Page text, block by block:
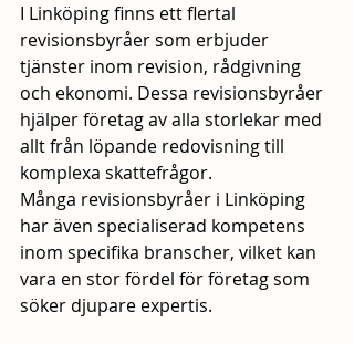
I Linköping finns ett flertal
revisionsbyråer som erbjuder
tjänster inom revision, rådgivning
och ekonomi. Dessa revisionsbyråer
hjälper företag av alla storlekar med
allt från löpande redovisning till
komplexa skattefrågor.
Många revisionsbyråer i Linköping
har även specialiserad kompetens
inom specifika branscher, vilket kan
vara en stor fördel för företag som
söker djupare expertis.